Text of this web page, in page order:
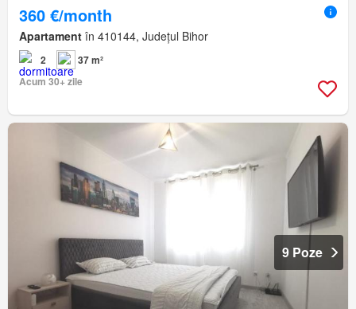
360 €/month
Apartament în 410144, Județul Bihor
2
37 m²
Acum 30+ zile
9 Poze